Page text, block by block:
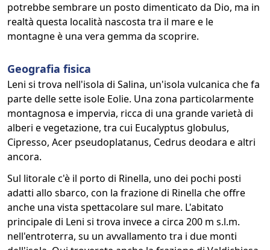
potrebbe sembrare un posto dimenticato da Dio, ma in
realtà questa località nascosta tra il mare e le
montagne è una vera gemma da scoprire.
Geografia fisica
Leni si trova nell'isola di Salina, un'isola vulcanica che fa
parte delle sette isole Eolie. Una zona particolarmente
montagnosa e impervia, ricca di una grande varietà di
alberi e vegetazione, tra cui Eucalyptus globulus,
Cipresso, Acer pseudoplatanus, Cedrus deodara e altri
ancora.
Sul litorale c'è il porto di Rinella, uno dei pochi posti
adatti allo sbarco, con la frazione di Rinella che offre
anche una vista spettacolare sul mare. L'abitato
principale di Leni si trova invece a circa 200 m s.l.m.
nell'entroterra, su un avvallamento tra i due monti